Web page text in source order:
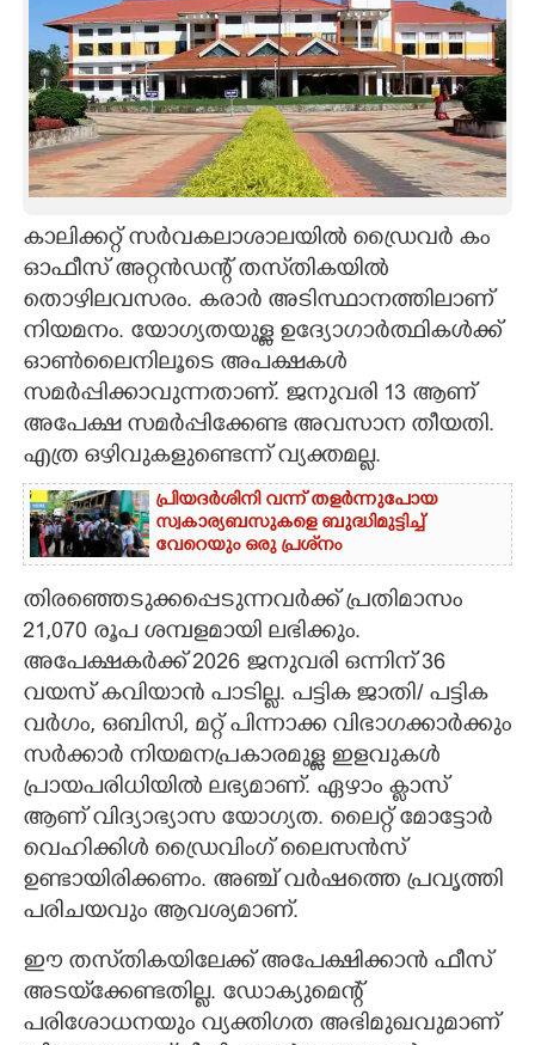
INFO+
ART
ASTRO
CARTOONS
LITERATURE
ZOOM
CONTACT US
കാലിക്കറ്റ് സർവകലാശാലയിൽ ഡ്രൈവർ കം
ഓഫീസ് അറ്റൻഡന്റ് തസ്‌തികയിൽ
തൊഴിലവസരം. കരാർ അടിസ്ഥാനത്തിലാണ്
നിയമനം. യോഗ്യതയുള്ള ഉദ്യോഗാർത്ഥികൾക്ക്
ഓൺലൈനിലൂടെ അപക്ഷകൾ
സമർപ്പിക്കാവുന്നതാണ്. ജനുവരി 13 ആണ്
അപേക്ഷ സമർപ്പിക്കേണ്ട അവസാന തീയതി.
എത്ര ഒഴിവുകളുണ്ടെന്ന് വ്യക്തമല്ല.
പ്രിയദർശിനി വന്ന് തളർന്നുപോയ
സ്വകാര്യബസുകളെ ബുദ്ധിമുട്ടിച്ച്
വേറെയും ഒരു പ്രശ്‌നം
തിരഞ്ഞെടുക്കപ്പെടുന്നവർക്ക് പ്രതിമാസം
21,070 രൂപ ശമ്പളമായി ലഭിക്കും.
അപേക്ഷകർക്ക് 2026 ജനുവരി ഒന്നിന് 36
വയസ് കവിയാൻ പാടില്ല. പട്ടിക ജാതി/ പട്ടിക
വർഗം, ഒബിസി, മറ്റ് പിന്നാക്ക വിഭാഗക്കാർക്കും
സർക്കാർ നിയമനപ്രകാരമുള്ള ഇളവുകൾ
പ്രായപരിധിയിൽ ലഭ്യമാണ്. ഏഴാം ക്ലാസ്
ആണ് വിദ്യാഭ്യാസ യോഗ്യത. ലൈറ്റ് മോട്ടോർ
വെഹിക്കിൾ ഡ്രൈവിംഗ് ലൈസൻസ്
ഉണ്ടായിരിക്കണം. അഞ്ച് വർഷത്തെ പ്രവൃത്തി
പരിചയവും ആവശ്യമാണ്.
ഈ തസ്‌തികയിലേക്ക് അപേക്ഷിക്കാൻ ഫീസ്
അടയ്‌ക്കേണ്ടതില്ല. ഡോക്യുമെന്റ്
പരിശോധനയും വ്യക്തിഗത അഭിമുഖവുമാണ്